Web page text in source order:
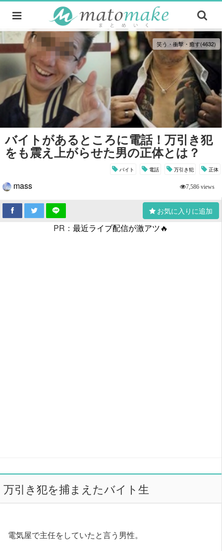
笑う・衝撃・癒す(4632)
バイトがあるところに電話！万引き犯
をも震え上がらせた男の正体とは？
バイト 電話 万引き犯 正体
mass 7,586 views
お気に入りに追加
PR： 最近ライブ配信が激アツ🔥
万引き犯を捕まえたバイト生
電気屋で主任をしていたと言う男性。